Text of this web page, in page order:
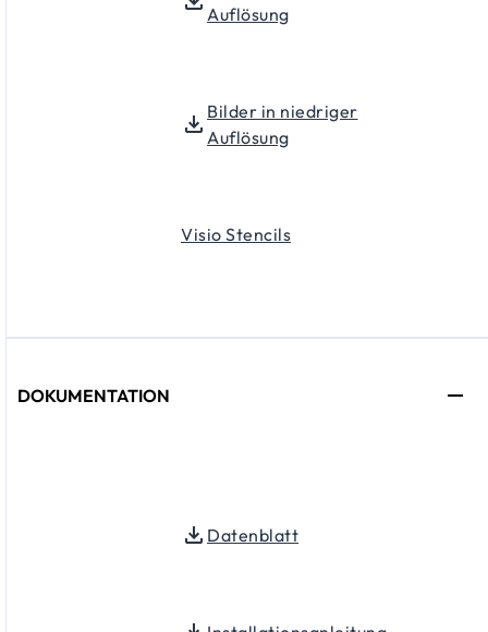
Auflösung
Bilder in niedriger
Auflösung
Visio Stencils
DOKUMENTATION
Datenblatt